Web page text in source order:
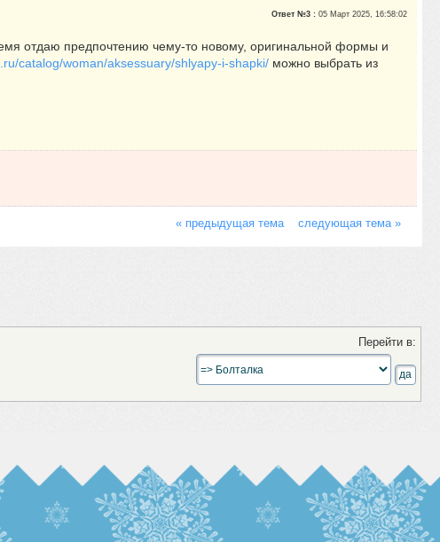
Ответ №3 :05 Март 2025, 16:58:02
отдаю предпочтению чему-то новому, оригинальной формы и
catalog/woman/aksessuary/shlyapy-i-shapki/ можно выбрать из
« предыдущая тема следующая тема »
Перейти в: